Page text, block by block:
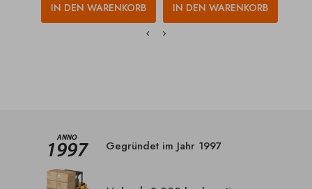
IN DEN WARENKORB IN DEN WARENKORB
Gegründet im Jahr 1997